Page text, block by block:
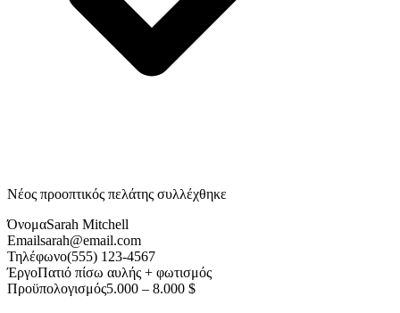
Νέος προοπτικός πελάτης συλλέχθηκε
ΌνομαSarah Mitchell
Emailsarah@email.com
Τηλέφωνο(555) 123-4567
ΈργοΠατιό πίσω αυλής + φωτισμός
Προϋπολογισμός5.000 – 8.000 $